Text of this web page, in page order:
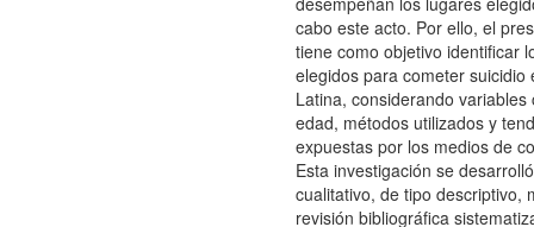
cabo este acto. Por ello, el
tiene como objetivo identificar
elegidos para cometer suicidio
Latina, considerando
edad, métodos utilizados y
expuestas por los medios de
Esta investigación se
cualitativo, de tipo descriptivo,
revisión bibliográfica